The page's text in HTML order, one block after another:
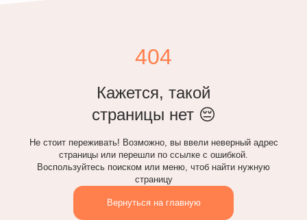
404
Кажется, такой
страницы нет 😔
Не стоит переживать! Возможно, вы ввели неверный адрес
страницы или перешли по ссылке с ошибкой.
Воспользуйтесь поиском или меню, чтоб найти нужную
страницу
Вернуться на главную